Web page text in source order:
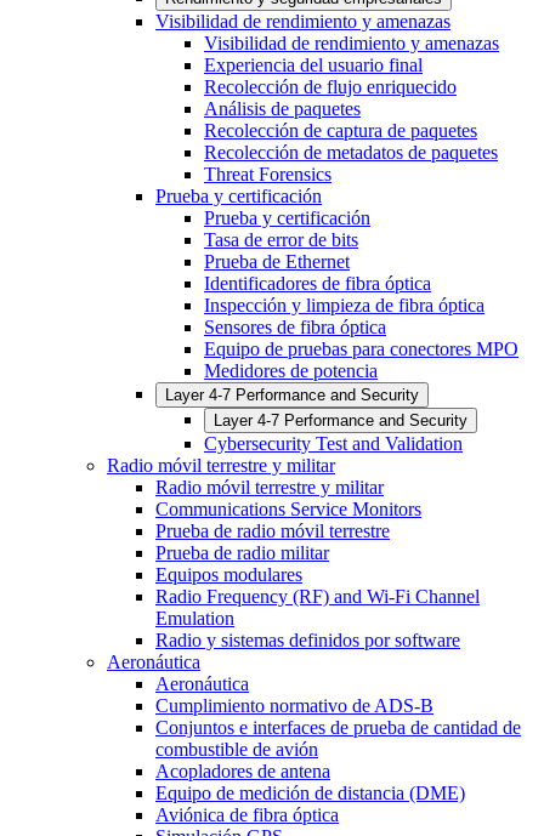
Visibilidad de rendimiento y amenazas
Visibilidad de rendimiento y amenazas
Experiencia del usuario final
Recolección de flujo enriquecido
Análisis de paquetes
Recolección de captura de paquetes
Recolección de metadatos de paquetes
Threat Forensics
Prueba y certificación
Prueba y certificación
Tasa de error de bits
Prueba de Ethernet
Identificadores de fibra óptica
Inspección y limpieza de fibra óptica
Sensores de fibra óptica
Equipo de pruebas para conectores MPO
Medidores de potencia
Layer 4-7 Performance and Security
Layer 4-7 Performance and Security
Cybersecurity Test and Validation
Radio móvil terrestre y militar
Radio móvil terrestre y militar
Communications Service Monitors
Prueba de radio móvil terrestre
Prueba de radio militar
Equipos modulares
Radio Frequency (RF) and Wi-Fi Channel
Emulation
Radio y sistemas definidos por software
Aeronáutica
Aeronáutica
Cumplimiento normativo de ADS-B
Conjuntos e interfaces de prueba de cantidad de
combustible de avión
Acopladores de antena
Equipo de medición de distancia (DME)
Aviónica de fibra óptica